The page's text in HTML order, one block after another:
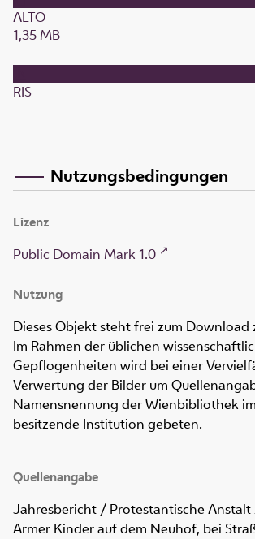
ALTO
1,35 MB
RIS
Nutzungsbedingungen
Lizenz
Public Domain Mark 1.0
Nutzung
Dieses Objekt steht frei zum Download
Im Rahmen der üblichen
Gepflogenheiten wird bei einer
Verwertung der Bilder um
Namensnennung der Wienbibliothek
besitzende Institution gebeten.
Quellenangabe
Jahresbericht / Protestantische Anstalt
Armer Kinder auf dem Neuhof, bei